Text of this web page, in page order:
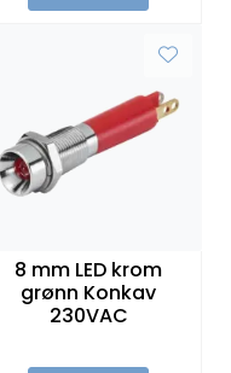
8 mm LED krom
grønn Konkav
230VAC